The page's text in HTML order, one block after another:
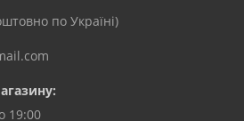
по Україні)
19:00